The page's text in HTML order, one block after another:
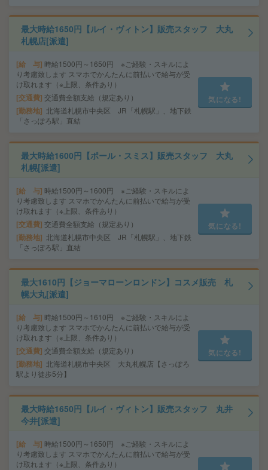
最大時給1650円【ルイ・ヴィトン】販売スタッフ 大丸
札幌店[派遣]
給 与 時給1500円～1650円 ※ご経験・スキルによ
り考慮致します スマホでかんたんに前払いで給与が受
け取れます（※上限、条件あり）
交通費 交通費全額支給（規定あり）
勤務地
北海道札幌市中央区 JR「札幌駅」、地下鉄
「さっぽろ駅」直結
気になる!
最大時給1600円【ポール・スミス】販売スタッフ 大丸
札幌[派遣]
給 与 時給1500円～1600円 ※ご経験・スキルによ
り考慮致します スマホでかんたんに前払いで給与が受
け取れます（※上限、条件あり）
交通費 交通費全額支給（規定あり）
勤務地
北海道札幌市中央区 JR「札幌駅」、地下鉄
「さっぽろ駅」直結
気になる!
最大1610円【ジョーマローンロンドン】コスメ販売 札
幌大丸[派遣]
給 与 時給1500円～1610円 ※ご経験・スキルによ
り考慮致します スマホでかんたんに前払いで給与が受
け取れます（※上限、条件あり）
交通費 交通費全額支給（規定あり）
勤務地
北海道札幌市中央区 大丸札幌店【さっぽろ
駅より徒歩5分】
気になる!
最大時給1650円【ルイ・ヴィトン】販売スタッフ 丸井
今井[派遣]
給 与 時給1500円～1650円 ※ご経験・スキルによ
り考慮致します スマホでかんたんに前払いで給与が受
け取れます（※上限、条件あり）